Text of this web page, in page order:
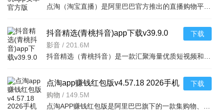
抖音精选(青桃抖音)app下载v39.9.0
2026安卓版
影音 / 201.6M
下载
点淘app赚钱红包版v4.57.18 2026手机
版
购物 / 149.5M
下载